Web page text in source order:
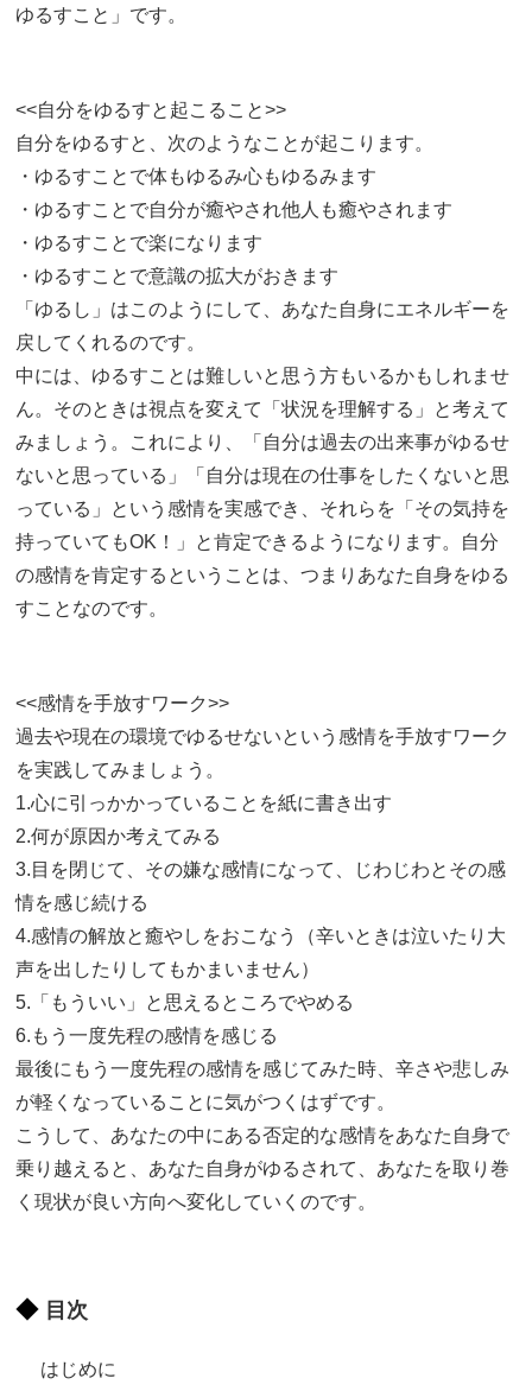
ゆるすこと」です。
<<自分をゆるすと起こること>>
自分をゆるすと、次のようなことが起こります。
・ゆるすことで体もゆるみ心もゆるみます
・ゆるすことで自分が癒やされ他人も癒やされます
・ゆるすことで楽になります
・ゆるすことで意識の拡大がおきます
「ゆるし」はこのようにして、あなた自身にエネルギーを
戻してくれるのです。
中には、ゆるすことは難しいと思う方もいるかもしれませ
ん。そのときは視点を変えて「状況を理解する」と考えて
みましょう。これにより、「自分は過去の出来事がゆるせ
ないと思っている」「自分は現在の仕事をしたくないと思
っている」という感情を実感でき、それらを「その気持を
持っていてもOK！」と肯定できるようになります。自分
の感情を肯定するということは、つまりあなた自身をゆる
すことなのです。
<<感情を手放すワーク>>
過去や現在の環境でゆるせないという感情を手放すワーク
を実践してみましょう。
1.心に引っかかっていることを紙に書き出す
2.何が原因か考えてみる
3.目を閉じて、その嫌な感情になって、じわじわとその感
情を感じ続ける
4.感情の解放と癒やしをおこなう（辛いときは泣いたり大
声を出したりしてもかまいません）
5.「もういい」と思えるところでやめる
6.もう一度先程の感情を感じる
最後にもう一度先程の感情を感じてみた時、辛さや悲しみ
が軽くなっていることに気がつくはずです。
こうして、あなたの中にある否定的な感情をあなた自身で
乗り越えると、あなた自身がゆるされて、あなたを取り巻
く現状が良い方向へ変化していくのです。
目次
はじめに